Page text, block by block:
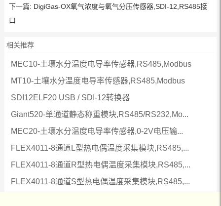
下一篇: DigiGas-OX氧气浓度与氧气分压传感器,SDI-12,RS485接
口
相关推荐
MEC10-土壤水分温度电导率传感器,RS485,Modbus
MT10-土壤水分温度电导率传感器,RS485,Modbus
SDI12ELF20 USB / SDI-12转换器
Giant520-单通道静态称重模块,RS485/RS232,Mo...
MEC20-土壤水分温度电导率传感器,0-2V电压输...
FLEX4011-8通道L型热电偶温度采集模块,RS485,...
FLEX4011-8通道R型热电偶温度采集模块,RS485,...
FLEX4011-8通道S型热电偶温度采集模块,RS485,...